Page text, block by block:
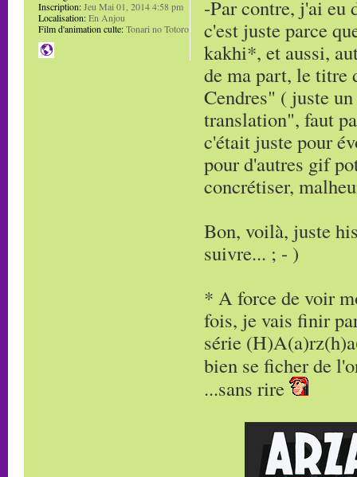
-Par contre, j'ai eu
c'est juste parce
kakhi*, et aussi,
de ma part, le titre
Cendres" ( juste
translation", faut
c'était juste pour
pour d'autres gif
concrétiser,
Bon, voilà, juste
suivre... ; - )
* A force de voir
fois, je vais finir
série
bien se ficher de
...sans rire
Inscription:Jeu Mai 01, 2014 4:58 pm
Localisation:En Anjou
Film d'animation culte:Tonari no Totoro